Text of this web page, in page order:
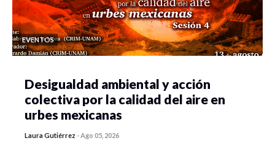
EVENTOS
Desigualdad ambiental y acción
colectiva por la calidad del aire en
urbes mexicanas
Laura Gutiérrez -Ago 05, 2026